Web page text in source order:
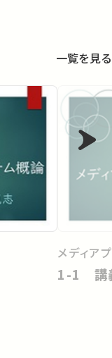
一覧を見る
メディア
1-1 講